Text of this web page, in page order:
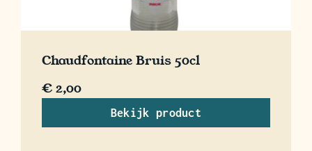
Chaudfontaine Bruis 50cl
€2,00
Bekijk product